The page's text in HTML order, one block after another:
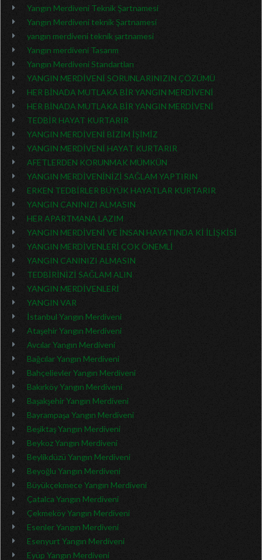
Yangın Merdiveni Teknik Şartnamesi
Yangın Merdiveni teknik Şartnamesi
yangın merdiveni teknik şartnamesi
Yangın merdiveni Tasarım
Yangın Merdiveni Standartları
YANGIN MERDİVENİ SORUNLARINIZIN ÇÖZÜMÜ
HER BİNADA MUTLAKA BİR YANGIN MERDİVENİ
HER BİNADA MUTLAKA BİR YANGIN MERDİVENİ
TEDBİR HAYAT KURTARIR
YANGIN MERDİVENİ BİZİM İŞİMİZ
YANGIN MERDİVENİ HAYAT KURTARIR
AFETLERDEN KORUNMAK MÜMKÜN
YANGIN MERDİVENİNİZİ SAĞLAM YAPTIRIN
ERKEN TEDBİRLER BÜYÜK HAYATLAR KURTARIR
YANGIN CANINIZI ALMASIN
HER APARTMANA LAZIM
YANGIN MERDİVENİ VE İNSAN HAYATINDA Kİ İLİŞKİSİ
YANGIN MERDİVENLERİ ÇOK ÖNEMLİ
YANGIN CANINIZI ALMASIN
TEDBİRİNİZİ SAĞLAM ALIN
YANGIN MERDİVENLERİ
YANGIN VAR
İstanbul Yangın Merdiveni
Ataşehir Yangın Merdiveni
Avcılar Yangın Merdiveni
Bağcılar Yangın Merdiveni
Bahçelievler Yangın Merdiveni
Bakırköy Yangın Merdiveni
Başakşehir Yangın Merdiveni
Bayrampaşa Yangın Merdiveni
Beşiktaş Yangın Merdiveni
Beykoz Yangın Merdiveni
Beylikdüzü Yangın Merdiveni
Beyoğlu Yangın Merdiveni
Büyükçekmece Yangın Merdiveni
Çatalca Yangın Merdiveni
Çekmeköy Yangın Merdiveni
Esenler Yangın Merdiveni
Esenyurt Yangın Merdiveni
Eyüp Yangın Merdiveni